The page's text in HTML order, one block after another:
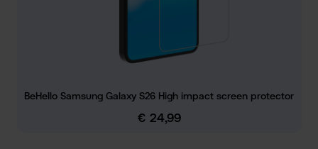
BeHello Samsung Galaxy S26 High impact screen protector
Normale prijs:
€ 24,99